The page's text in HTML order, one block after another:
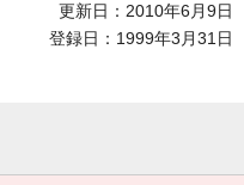
更新日：2010年6月9日
登録日：1999年3月31日